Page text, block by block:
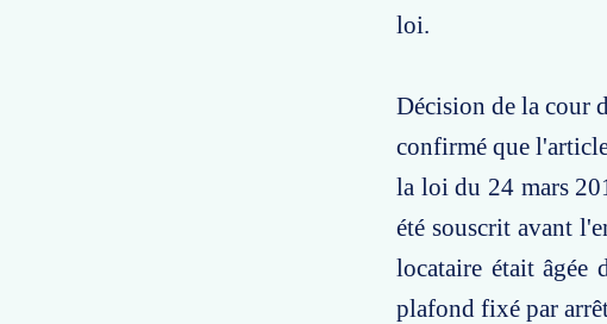
loi.
Décision de la cour
confirmé que
la loi du 24 mars
été souscrit avant
locataire était âgée
plafond fixé par